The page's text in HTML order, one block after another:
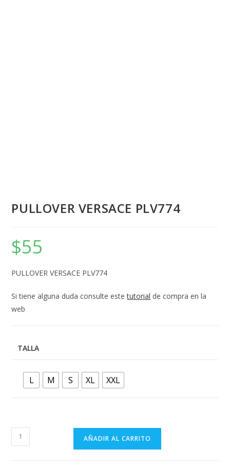
PULLOVER VERSACE PLV774
$55
PULLOVER VERSACE PLV774
Si tiene alguna duda consulte estetutorial de compra en la
web
TALLA
L M S XL XXL
PULLOVER
VERSACE
AÑADIR AL CARRITO